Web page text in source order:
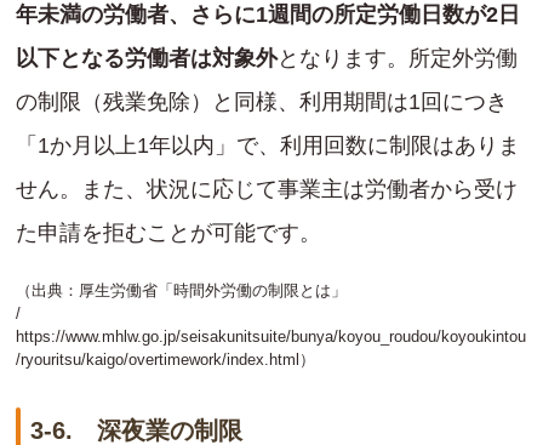
年未満の労働者、さらに1週間の所定労働日数が2日
以下となる労働者は対象外となります。所定外労働
の制限（残業免除）と同様、利用期間は1回につき
「1か月以上1年以内」で、利用回数に制限はありま
せん。また、状況に応じて事業主は労働者から受け
た申請を拒むことが可能です。
（出典：厚生労働省「時間外労働の制限とは」
/
https://www.mhlw.go.jp/seisakunitsuite/bunya/koyou_roudou/koyoukintou
/ryouritsu/kaigo/overtimework/index.html ）
3-6. 深夜業の制限